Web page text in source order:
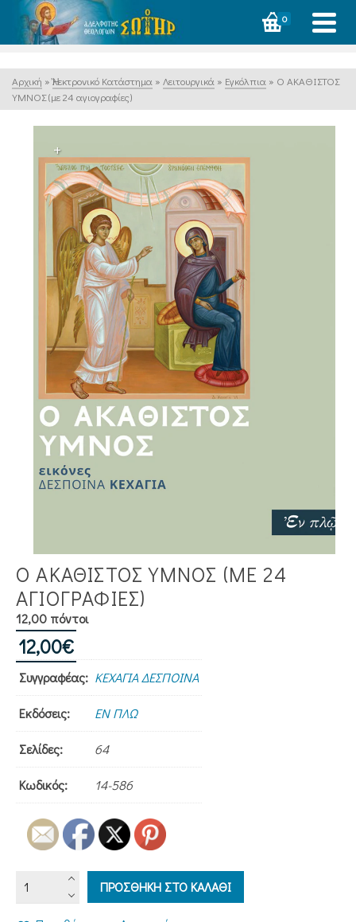
0
Αρχική » Ἠλεκτρονικό Κατάστημα » Λειτουργικά » Εγκόλπια » Ο ΑΚΑΘΙΣΤΟΣ
ΥΜΝΟΣ (με 24 αγιογραφίες)
Ο ΑΚΑΘΙΣΤΟΣ ΥΜΝΟΣ (ΜΕ 24
ΑΓΙΟΓΡΑΦΊΕΣ)
12,00 πόντοι
12,00€
Συγγραφέας: ΚΕΧΑΓΙΑ ΔΕΣΠΟΙΝΑ
Εκδόσεις: ΕΝ ΠΛΩ
Σελίδες: 64
Κωδικός: 14-586
ΑΚΑΘΙΣΤΟΣ
ΥΜΝΟΣ
ΠΡΟΣΘΗΚΗ ΣΤΟ ΚΑΛΑΘΙ